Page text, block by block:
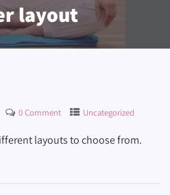
layout
0 Comment Uncategorized
layouts to choose from.